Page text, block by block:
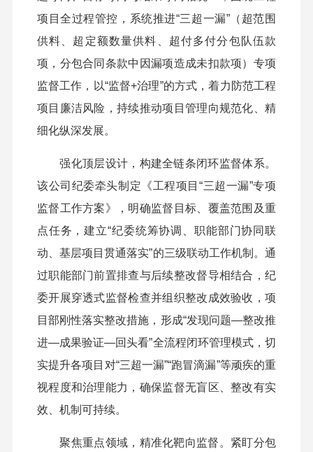
项目全过程管控，系统推进“三超一漏”（超范围
供料、超定额数量供料、超付多付分包队伍款
项，分包合同条款中因漏项造成未扣款项）专项
监督工作，以“监督+治理”的方式，着力防范工程
项目廉洁风险，持续推动项目管理向规范化、精
细化纵深发展。
强化顶层设计，构建全链条闭环监督体系。
该公司纪委牵头制定《工程项目“三超一漏”专项
监督工作方案》，明确监督目标、覆盖范围及重
点任务，建立“纪委统筹协调、职能部门协同联
动、基层项目贯通落实”的三级联动工作机制。通
过职能部门前置排查与后续整改督导相结合，纪
委开展穿透式监督检查并组织整改成效验收，项
目部刚性落实整改措施，形成“发现问题—整改推
进—成果验证—回头看”全流程闭环管理模式，切
实提升各项目对“三超一漏”“跑冒滴漏”等顽疾的重
视程度和治理能力，确保监督无盲区、整改有实
效、机制可持续。
聚焦重点领域，精准化靶向监督。紧盯分包